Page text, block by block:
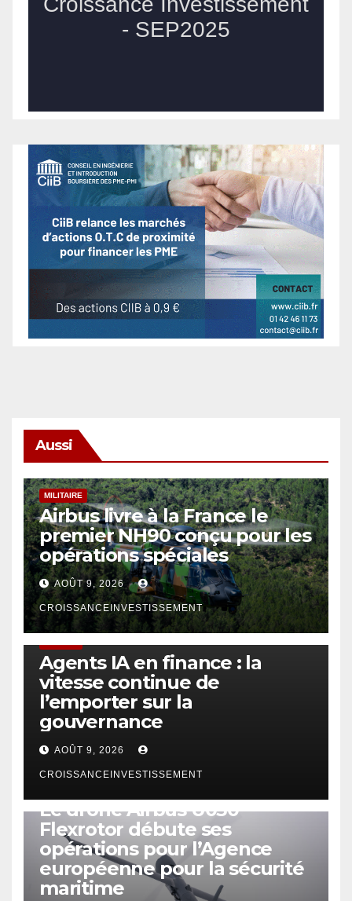
Aussi
MILITAIRE
Airbus livre à la France le
premier NH90 conçu pour les
opérations spéciales
AOÛT 9, 2026
CROISSANCEINVESTISSEMENT
Agents IA en finance : la
vitesse continue de
l’emporter sur la
gouvernance
AOÛT 9, 2026
CROISSANCEINVESTISSEMENT
Le drone Airbus U030
Flexrotor débute ses
opérations pour l’Agence
européenne pour la sécurité
maritime